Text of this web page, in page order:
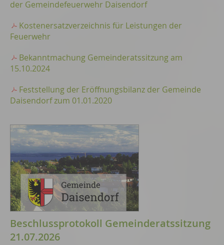
der Gemeindefeuerwehr Daisendorf
Kostenersatzverzeichnis für Leistungen der
Feuerwehr
Bekanntmachung Gemeinderatssitzung am
15.10.2024
Feststellung der Eröffnungsbilanz der Gemeinde
Daisendorf zum 01.01.2020
Beschlussprotokoll Gemeinderatssitzung
21.07.2026